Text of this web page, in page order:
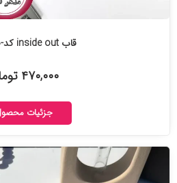
قاب inside out کد-۱۲۳۳۸۰
۴۷۰,۰۰۰ تومان
جزئیات